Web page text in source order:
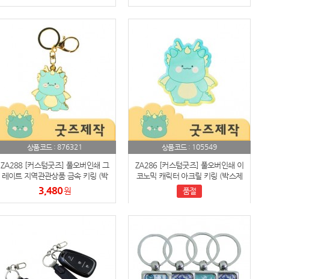
상품코드 : 876321
ZA288 [커스텀굿즈] 풀오버인쇄 그
레이트 지역관관상품 금속 키링 (박
스제작가능)
3,480원
상품코드 : 105549
ZA286 [커스텀굿즈] 풀오버인쇄 이
코노믹 캐릭터 아크릴 키링 (박스제
작가능)
품절